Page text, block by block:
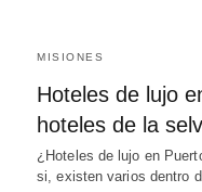
MISIONES
Hoteles de lujo
hoteles de la
¿Hoteles de lujo en
si, existen varios dentro